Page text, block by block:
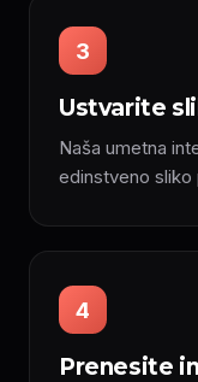
3
Ustvarite
Naša umetna
edinstveno sliko
4
Prenesite